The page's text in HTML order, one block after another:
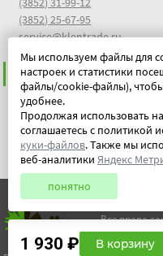
1 930 ₽ В корзину
Мы используем файлы для
настроек и статистики
файлы/cookie-файлы),
удобнее.
Продолжая использовать
соглашаетесь с политикой
куки-файлов. Также мы
веб-аналитики Яндекс
понятно
(3852) 25-67-95
service@klentrade.ru
ИНФОРМАЦИЯ
Пользовательское
Политика
файлы идентификации
Документы
© ООО
Все права
условия их
дату.